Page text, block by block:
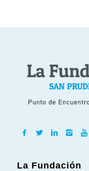
La Fundación